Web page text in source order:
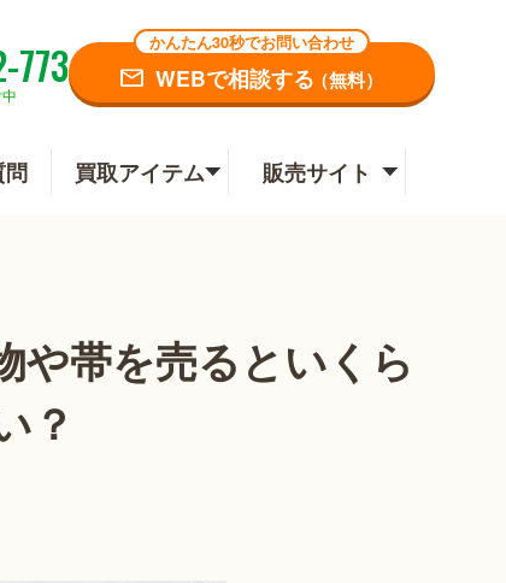
773 かんたん30秒でお問い合わせ
WEBで相談する（無料）
問 買取アイテム 販売サイト
や帯を売るといくら
？